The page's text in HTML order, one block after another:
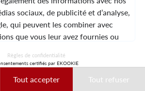
© 2026 Laura Vita
DESIGNED BY LOBSTTER
LÉGALESCGVCONTACT
sociaux, de publicité et d’analyse,
qui peuvent les combiner avec
que vous leur avez fournies ou
notamment être utilisées à des
Règles de confidentialité
certifiés par EKOOKIE
Tout accepter Tout refuser